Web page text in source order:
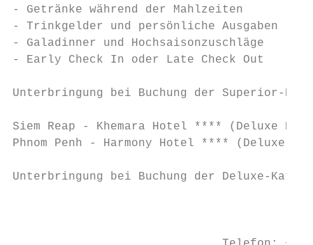
- Getränke während der Mahlzeiten
- Trinkgelder und persönliche Ausgaben
- Galadinner und Hochsaisonzuschläge
- Early Check In oder Late Check Out
Unterbringung bei Buchung der Superior-
Siem Reap - Khemara Hotel **** (Deluxe
Phnom Penh - Harmony Hotel **** (Deluxe
Unterbringung bei Buchung der Deluxe-